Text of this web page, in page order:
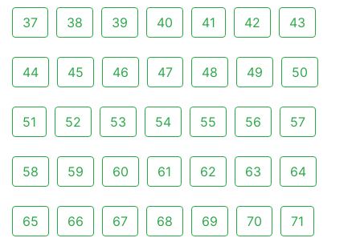
37 38 39 40 41 42 43
44 45 46 47 48 49 50
51 52 53 54 55 56 57
58 59 60 61 62 63 64
65 66 67 68 69 70 71